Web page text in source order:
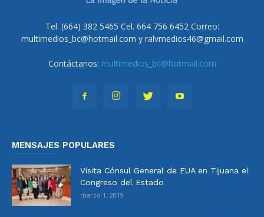
Tel. (664) 382 5465 Cel. 664 756 6452 Correo:
multimedios_bc@hotmail.com y ralvmedios46@gmail.com
Contáctanos: multimedios_bc@hotmail.com
MENSAJES POPULARES
Visita Cónsul General de EUA en Tijuana el
Congreso del Estado
marzo 1, 2019